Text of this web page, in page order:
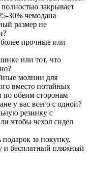
закрывает
30% чемодана
размер не
прочные или
или тот, что
молнии для
вместо потайных
обеим сторонам
у вас всего с одной?
резинку с
чтобы чехол сидел
за покупку,
и бесплатный пляжный